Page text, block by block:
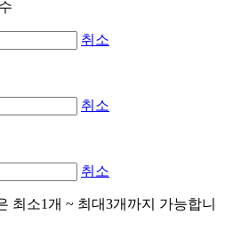
취소
취소
취소
최소1개 ~ 최대3개까지 가능합니